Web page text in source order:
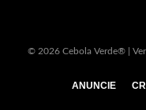
© 2026 Cebola Verde® |
ANUNCIE